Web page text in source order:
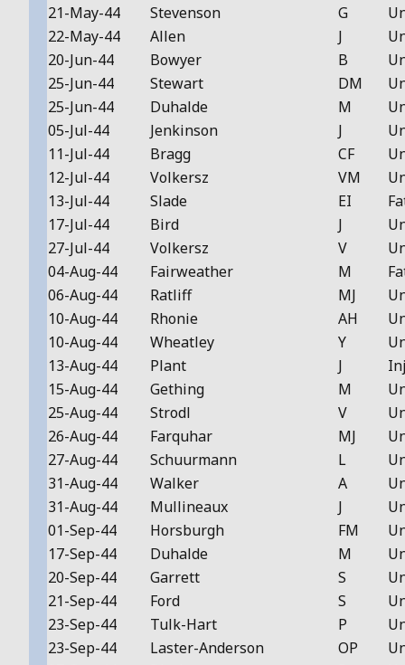
21-May-44
Stevenson G
22-May-44
Allen J
20-Jun-44
Bowyer B
25-Jun-44
Stewart DM
25-Jun-44
Duhalde M
05-Jul-44
Jenkinson J
11-Jul-44
Bragg CF
12-Jul-44
Volkersz VM
13-Jul-44
Slade EI
17-Jul-44
Bird J
27-Jul-44
Volkersz V
04-Aug-44
Fairweather M
06-Aug-44
Ratliff MJ
10-Aug-44
Rhonie AH
10-Aug-44
Wheatley Y
13-Aug-44
Plant J
15-Aug-44
Gething M
25-Aug-44
Strodl V
26-Aug-44
Farquhar MJ
27-Aug-44
Schuurmann L
31-Aug-44
Walker A
31-Aug-44
Mullineaux J
01-Sep-44
Horsburgh FM
17-Sep-44
Duhalde M
20-Sep-44
Garrett S
21-Sep-44
Ford S
23-Sep-44
Tulk-Hart P
23-Sep-44
Laster-Anderson OP